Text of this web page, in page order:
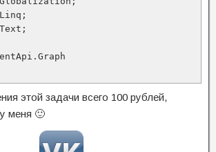
этой задачи всего 100 рублей,
меня 🙂